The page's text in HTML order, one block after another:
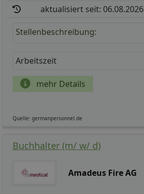
aktualisiert seit: 06.08.2026
Stellenbeschreibung:
Arbeitszeit
mehr Details
Quelle: germanpersonnel.de
Buchhalter (m/ w/ d)
Amadeus Fire AG